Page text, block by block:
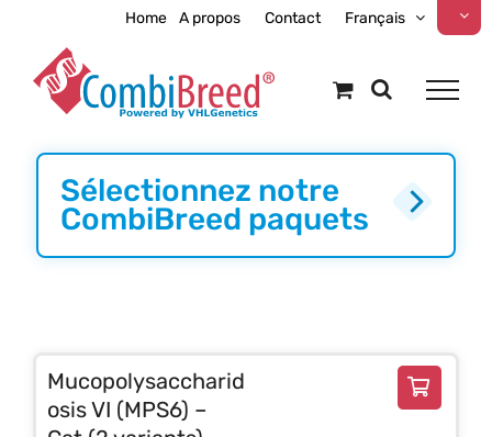
content
Home A propos Contact Français
Sélectionnez notre
CombiBreed paquets
Mucopolysaccharid
osis VI (MPS6) –